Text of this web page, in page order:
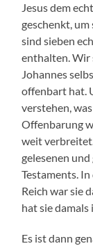
Jesus dem
geschenkt,
sind sieben
enthalten. Wir
Johannes
offenbart hat.
verstehen,
Offenbarung
weit
gelesenen
Testaments.
Reich war sie
hat sie damals
Es ist dann